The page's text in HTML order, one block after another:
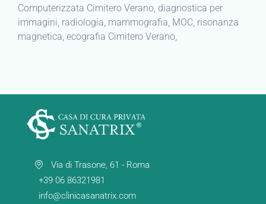
Computerizzata Cimitero Verano, diagnostica per
immagini, radiologia, mammografia, MOC, risonanza
magnetica, ecografia Cimitero Verano,
Via di Trasone, 61 - Roma
+39 06 86321981
info@clinicasanatrix.com